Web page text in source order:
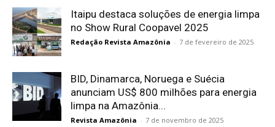
Itaipu destaca soluções de energia limpa
no Show Rural Coopavel 2025
Redação Revista Amazônia - 7 de fevereiro de 2025
BID, Dinamarca, Noruega e Suécia
anunciam US$ 800 milhões para energia
limpa na Amazônia...
Revista Amazônia - 7 de novembro de 2025